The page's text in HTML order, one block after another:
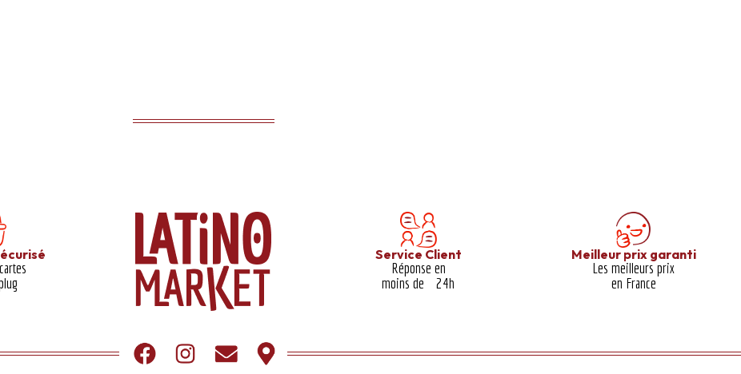
Service Client
Réponse en
moins de 24h
Meilleur prix garanti​
Les meilleurs prix
en France